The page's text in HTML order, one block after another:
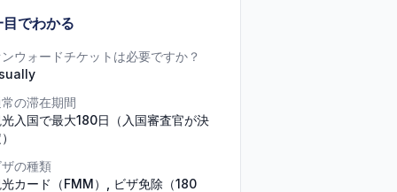
目でわかる
ウォードチケットは必要ですか？
の滞在期間
入国で最大180日（入国審査官が決
ザの種類
カード（FMM）, ビザ免除（180